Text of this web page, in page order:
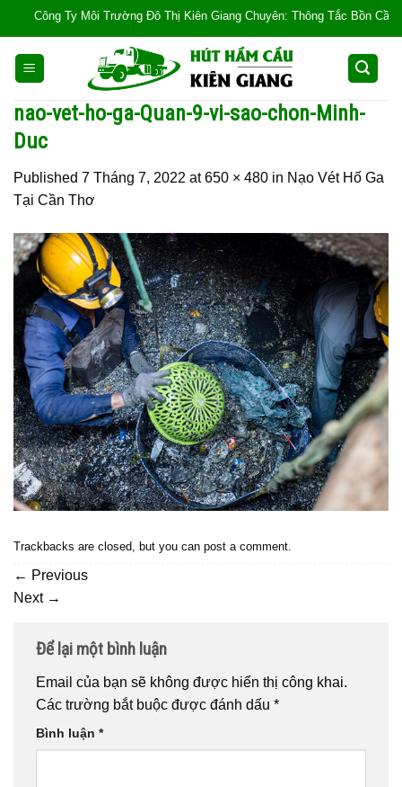
content
Công Ty Môi Trường Đô Thị Kiên Giang Chuyên: Thông Tắc Bồn Cầu,
nao-vet-ho-ga-Quan-9-vi-sao-chon-Minh-
Duc
Published 7 Tháng 7, 2022 at650 × 480 in Nạo Vét Hố Ga
Tại Cần Thơ
Trackbacks are closed, but you can post a comment.
← Previous
Next →
Để lại một bình luận
Email của bạn sẽ không được hiển thị công khai.
Các trường bắt buộc được đánh dấu *
Bình luận *